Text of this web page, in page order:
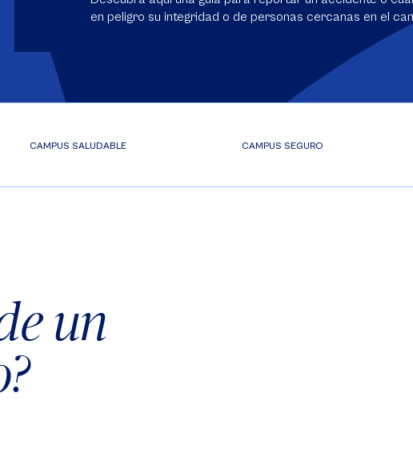
en peligro su integridad o de personas cercanas en el
CAMPUS SALUDABLE CAMPUS SEGURO
un